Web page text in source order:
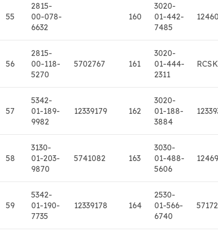
55
2815-
00-078-
6632
160
3020-
01-442-
7485
56
2815-
00-118-
5270
5702767 161
3020-
01-444-
2311
57
5342-
01-189-
9982
12339179 162
3020-
01-188-
3884
58
3130-
01-203-
9870
5741082 163
3030-
01-488-
5606
59
5342-
01-190-
7735
12339178 164
2530-
01-566-
6740